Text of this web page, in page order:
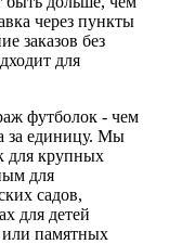
через пункты
заказов без
для
футболок - чем
за единицу. Мы
для крупных
для
садов,
для детей
или памятных